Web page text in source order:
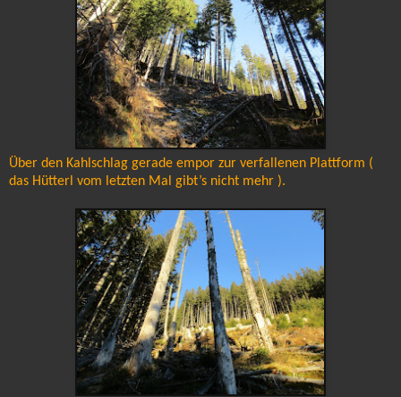
Über den Kahlschlag gerade empor zur verfallenen Plattform (
das Hütterl vom letzten Mal gibt’s nicht mehr ).